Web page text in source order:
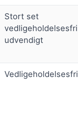
Stort set
vedligeholdelsesfri
udvendigt
Vedligeholdelsesfri